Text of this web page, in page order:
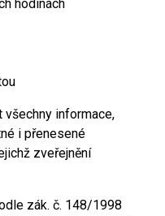
hodinách
informace,
i přenesené
zveřejnění
zák. č. 148/1998